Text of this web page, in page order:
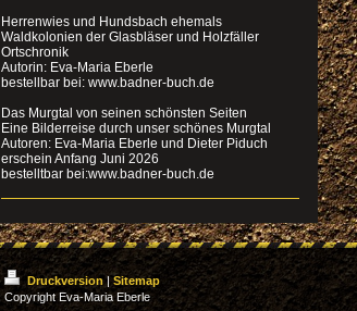
Herrenwies und Hundsbach ehemals
Waldkolonien der Glasbläser und Holzfäller
Ortschronik
Autorin: Eva-Maria Eberle
bestellbar bei: www.badner-buch.de
Das Murgtal von seinen schönsten Seiten
Eine Bilderreise durch unser schönes Murgtal
Autoren: Eva-Maria Eberle und Dieter Piduch
erschein Anfang Juni 2026
bestelltbar bei:www.badner-buch.de
Druckversion| Sitemap
Copyright Eva-Maria Eberle